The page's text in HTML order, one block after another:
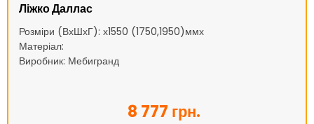
Ліжко Даллас
Розміри (ВхШхГ): х1550 (1750,1950)ммх
Матеріал:
Виробник: Мебигранд
8 777 грн.